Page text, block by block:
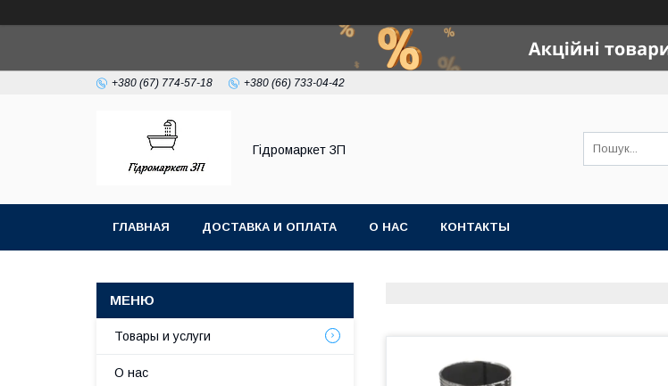
+380 (67) 774-57-18 +380 (66) 733-04-42
Гiдромаркет ЗП
ГЛАВНАЯ ДОСТАВКА И ОПЛАТА О НАС КОНТАКТЫ
Товары и услуги
О нас